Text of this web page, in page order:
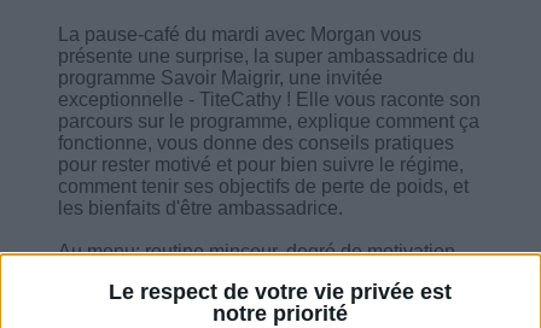
Le respect de votre vie privée est
notre priorité
La pause-café du mardi avec Morgan vous
présente une surprise, la super ambassadrice du
programme Savoir Maigrir, une invitée
exceptionnelle - TiteCathy ! Elle vous raconte son
parcours sur le programme, explique comment ça
fonctionne, vous donne des conseils pratiques
pour rester motivé et pour bien suivre le régime,
comment tenir ses objectifs de perte de poids, et
les bienfaits d'être ambassadrice.
Au menu: routine minceur, degré de motivation...